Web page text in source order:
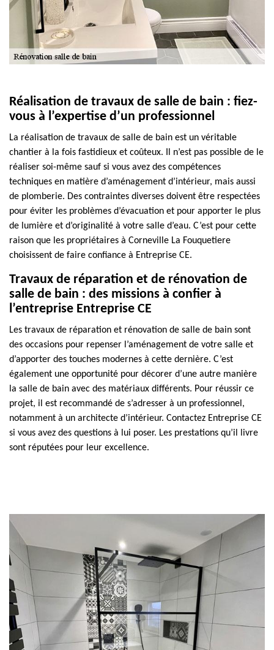
Réalisation de travaux de salle de bain : fiez-
vous à l’expertise d’un professionnel
La réalisation de travaux de salle de bain est un véritable
chantier à la fois fastidieux et coûteux. Il n’est pas possible de le
réaliser soi-même sauf si vous avez des compétences
techniques en matière d’aménagement d’intérieur, mais aussi
de plomberie. Des contraintes diverses doivent être respectées
pour éviter les problèmes d’évacuation et pour apporter le plus
de lumière et d’originalité à votre salle d’eau. C’est pour cette
raison que les propriétaires à Corneville La Fouquetiere
choisissent de faire confiance à Entreprise CE.
Travaux de réparation et de rénovation de
salle de bain : des missions à confier à
l’entreprise Entreprise CE
Les travaux de réparation et rénovation de salle de bain sont
des occasions pour repenser l’aménagement de votre salle et
d’apporter des touches modernes à cette dernière. C’est
également une opportunité pour décorer d’une autre manière
la salle de bain avec des matériaux différents. Pour réussir ce
projet, il est recommandé de s’adresser à un professionnel,
notamment à un architecte d’intérieur. Contactez Entreprise CE
si vous avez des questions à lui poser. Les prestations qu’il livre
sont réputées pour leur excellence.